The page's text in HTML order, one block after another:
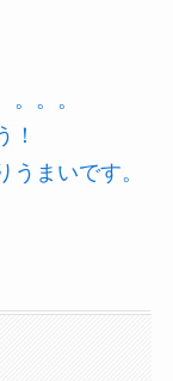
。。
！
まいです。